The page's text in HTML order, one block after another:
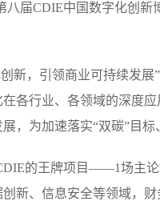
八届CDIE中国数字化创
新，引领商业可持续发
各行业、各领域的深度
，为加速落实“双碳”目
的王牌项目——1场主
新、信息安全等领域，